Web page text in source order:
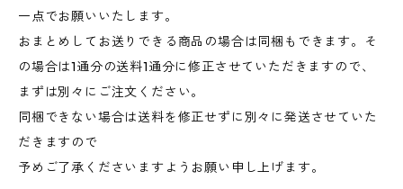
一点でお願いいたします。
おまとめしてお送りできる商品の場合は同梱もできます。そ
の場合は1通分の送料1通分に修正させていただきますので、
まずは別々にご注文ください。
同梱できない場合は送料を修正せずに別々に発送させていた
だきますので
予めご了承くださいますようお願い申し上げます。